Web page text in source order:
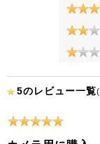
5のレビュー一覧(